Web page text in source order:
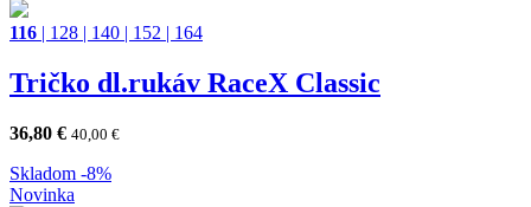
116 | 128 | 140 | 152 | 164
Tričko dl.rukáv RaceX Classic
36,80 € 40,00 €
Skladom -8%
Novinka